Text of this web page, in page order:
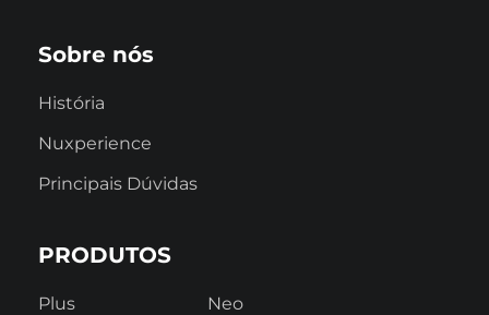
Sobre nós
História
Nuxperience
Principais Dúvidas
PRODUTOS
Plus
Neo